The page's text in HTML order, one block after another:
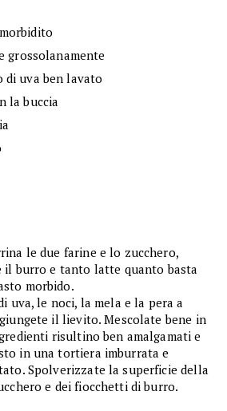
grossolanamente
di uva ben lavato
la buccia
le due farine e lo zucchero,
il burro e tanto latte quanto basta
morbido.
uva, le noci, la mela e la pera a
il lievito. Mescolate bene in
risultino ben amalgamati e
in una tortiera imburrata e
Spolverizzate la superficie della
e dei fiocchetti di burro.